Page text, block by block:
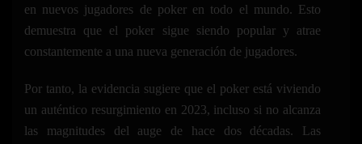
en nuevos jugadores de poker en todo el mundo. Esto
demuestra que el poker sigue siendo popular y atrae
constantemente a una nueva generación de jugadores.
Por tanto, la evidencia sugiere que el poker está viviendo
un auténtico resurgimiento en 2023, incluso si no alcanza
las magnitudes del auge de hace dos décadas. Las